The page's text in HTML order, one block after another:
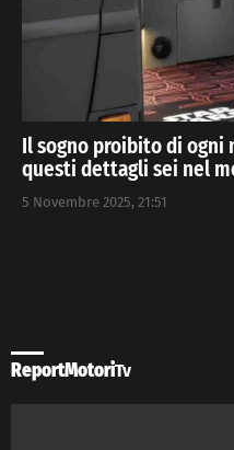
Il sogno proibito di ogni
questi dettagli sei nel
5 Novembre 2025, 21:51
ReportMotoriTv